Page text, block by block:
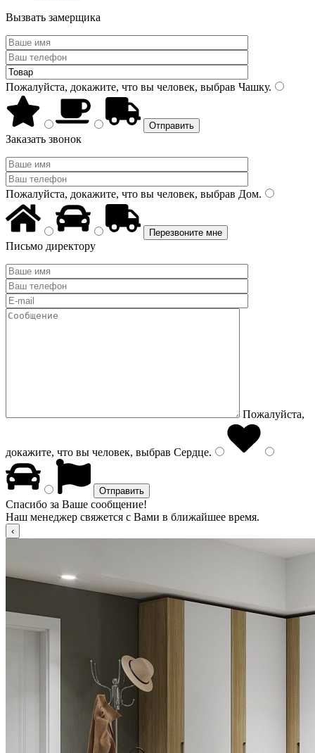
Вызвать замерщика
Пожалуйста, докажите, что вы человек, выбрав Чашку.
Заказать звонок
Пожалуйста, докажите, что вы человек, выбрав Дом.
Письмо директору
Пожалуйста,
докажите, что вы человек, выбрав Сердце.
Спасибо за Ваше сообщение!
Наш менеджер свяжется с Вами в ближайшее время.